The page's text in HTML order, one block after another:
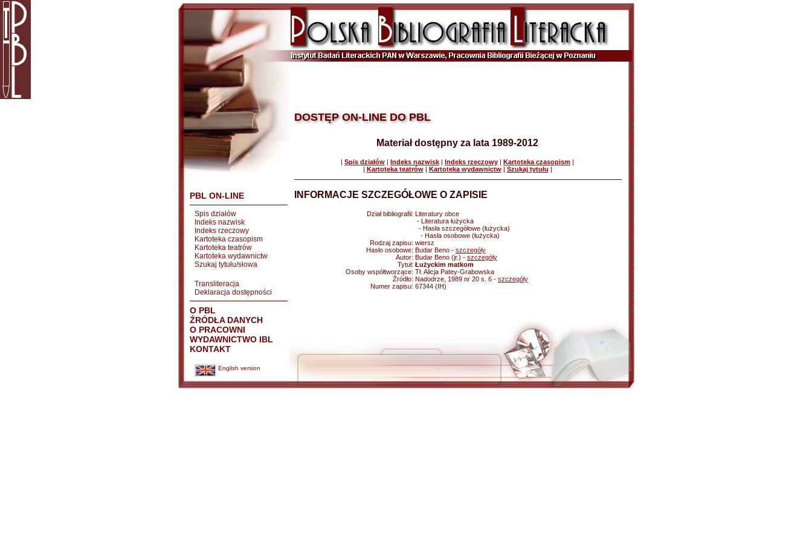
PBL ON-LINE
Spis działów
Indeks nazwisk
Indeks rzeczowy
Kartoteka czasopism
Kartoteka teatrów
Kartoteka wydawnictw
Szukaj tytułu/słowa
Transliteracja
Deklaracja dostępności
O PBL
ŹRÓDŁA DANYCH
O PRACOWNI
WYDAWNICTWO IBL
KONTAKT
English version
DOSTĘP ON-LINE DO PBL
Materiał dostępny za lata 1989-2012
| Spis działów | Indeks nazwisk | Indeks rzeczowy | Kartoteka czasopism |
| Kartoteka teatrów| Kartoteka wydawnictw| Szukaj tytułu |
INFORMACJE SZCZEGÓŁOWE O ZAPISIE
Dział bibliografii: Literatury obce
- Literatura łużycka
- Hasła szczegółowe (łużycka)
- Hasła osobowe (łużycka)
Rodzaj zapisu: wiersz
Hasło osobowe: Budar Beno - szczegóły
Autor: Budar Beno (jr.) - szczegóły
Tytuł: Łużyckim matkom
Osoby współtworzące: Tł. Alicja Patey-Grabowska
Źródło: Nadodrze, 1989 nr 20 s. 6 - szczegóły
Numer zapisu: 67344 (IH)